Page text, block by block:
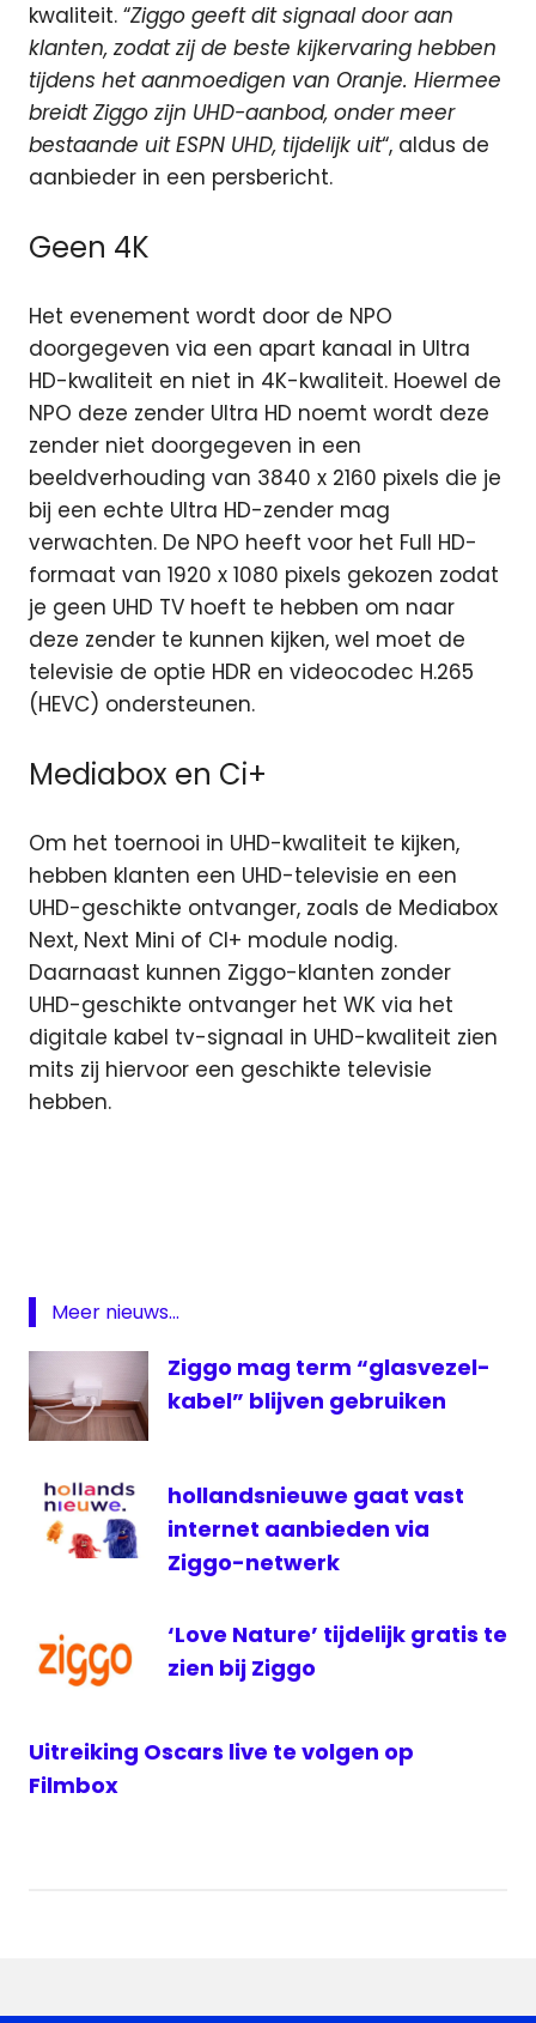
kwaliteit. “Ziggo geeft dit signaal door aan
klanten, zodat zij de beste kijkervaring hebben
tijdens het aanmoedigen van Oranje. Hiermee
breidt Ziggo zijn UHD-aanbod, onder meer
bestaande uit ESPN UHD, tijdelijk uit“, aldus de
aanbieder in een persbericht.
Geen 4K
Het evenement wordt door de NPO
doorgegeven via een apart kanaal in Ultra
HD-kwaliteit en niet in 4K-kwaliteit. Hoewel de
NPO deze zender Ultra HD noemt wordt deze
zender niet doorgegeven in een
beeldverhouding van 3840 x 2160 pixels die je
bij een echte Ultra HD-zender mag
verwachten. De NPO heeft voor het Full HD-
formaat van 1920 x 1080 pixels gekozen zodat
je geen UHD TV hoeft te hebben om naar
deze zender te kunnen kijken, wel moet de
televisie de optie HDR en videocodec H.265
(HEVC) ondersteunen.
Mediabox en Ci+
Om het toernooi in UHD-kwaliteit te kijken,
hebben klanten een UHD-televisie en een
UHD-geschikte ontvanger, zoals de Mediabox
Next, Next Mini of CI+ module nodig.
Daarnaast kunnen Ziggo-klanten zonder
UHD-geschikte ontvanger het WK via het
digitale kabel tv-signaal in UHD-kwaliteit zien
mits zij hiervoor een geschikte televisie
hebben.
ziggo
Meer nieuws...
Ziggo mag term “glasvezel-
kabel” blijven gebruiken
hollandsnieuwe gaat vast
internet aanbieden via
Ziggo-netwerk
‘Love Nature’ tijdelijk gratis te
zien bij Ziggo
Uitreiking Oscars live te volgen op
Filmbox